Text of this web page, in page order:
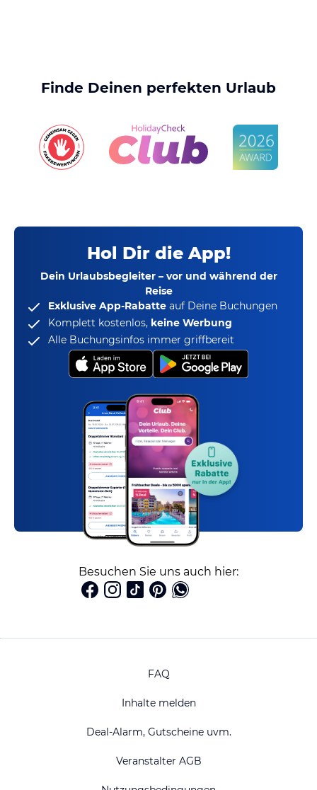
Finde Deinen perfekten Urlaub
Hol Dir die App!
Dein Urlaubsbegleiter – vor und während der
Reise
Exklusive App-Rabatte auf Deine Buchungen
Komplett kostenlos, keine Werbung
Alle Buchungsinfos immer griffbereit
Besuchen Sie uns auch hier:
FAQ
Inhalte melden
Deal-Alarm, Gutscheine uvm.
Veranstalter AGB